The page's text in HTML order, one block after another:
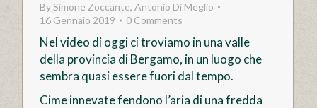
BySimone Zoccante, Antonio Di Meglio
16 Gennaio 2019
0 Comments
Nel video di oggi ci troviamo in una valle
della provincia di Bergamo, in un luogo che
sembra quasi essere fuori dal tempo.
Cime innevate fendono l’aria di una fredda